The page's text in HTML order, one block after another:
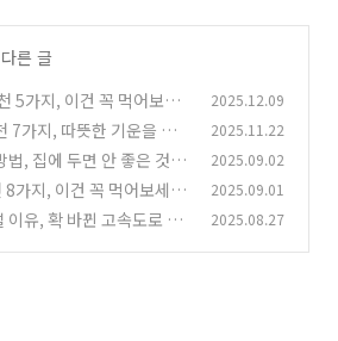
른 글
5가지, 이건 꼭 먹어보세
2025.12.09
7가지, 따뜻한 기운을 부
2025.11.22
법, 집에 두면 안 좋은 것 2025.09.02
가지, 이건 꼭 먹어보세
2025.09.01
이유, 확 바뀐 고속도로 정
2025.08.27